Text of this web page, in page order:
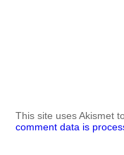
This site uses Akismet
comment data is